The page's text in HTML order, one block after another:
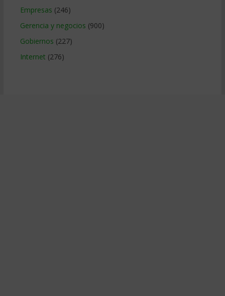
Empresas (246)
Gerencia y negocios (900)
Gobiernos (227)
Internet (276)